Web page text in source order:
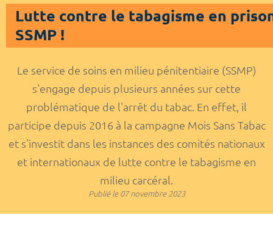
Lutte contre le tabagisme en
SSMP !
Le service de soins en milieu pénitentiaire (SSMP)
s'engage depuis plusieurs années sur cette
problématique de l'arrêt du tabac. En effet, il
participe depuis 2016 à la campagne Mois Sans Tabac
et s'investit dans les instances des comités nationaux
et internationaux de lutte contre le tabagisme en
milieu carcéral.
Publié le07 novembre 2023